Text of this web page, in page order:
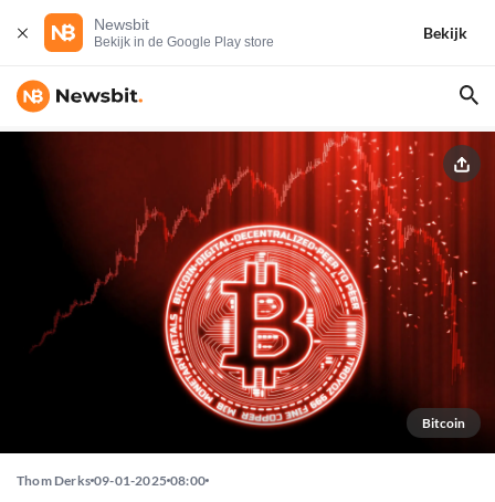
Newsbit
Bekijk in de Google Play store
Bekijk
Bitcoin
Thom Derks 09-01-2025 08:00